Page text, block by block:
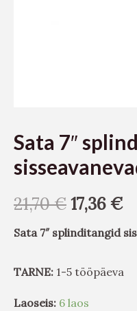
Sata 7″
21,70€17,36€
Sata 7″ splinditangid
TARNE: 1-5 tööpäeva
Laoseis: 6 laos